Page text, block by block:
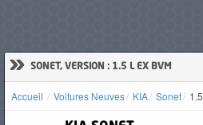
» SONET, VERSION : 1.5 L EX BVM
Accueil Voitures Neuves KIA Sonet